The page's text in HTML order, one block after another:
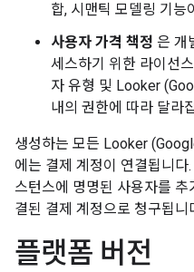
합, 시맨틱 모델링 기능
사용자 가격 책정 은 개
세스하기 위한 라이선
자 유형 및 Looker
내의 권한에 따라 달라
생성하는 모든 Looker
에는 결제 계정이 연결됩니
스턴스에 명명된 사용자를
결된 결제 계정으로 청구됩니
플랫폼 버전